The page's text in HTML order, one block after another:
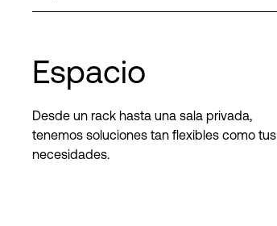
Espacio
Desde un rack hasta una sala privada,
tenemos soluciones tan flexibles como tus
necesidades.